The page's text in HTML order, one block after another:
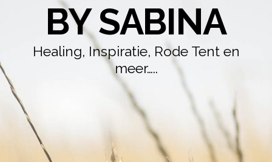
BY SABINA
Healing, Inspiratie, Rode Tent en
meer…..